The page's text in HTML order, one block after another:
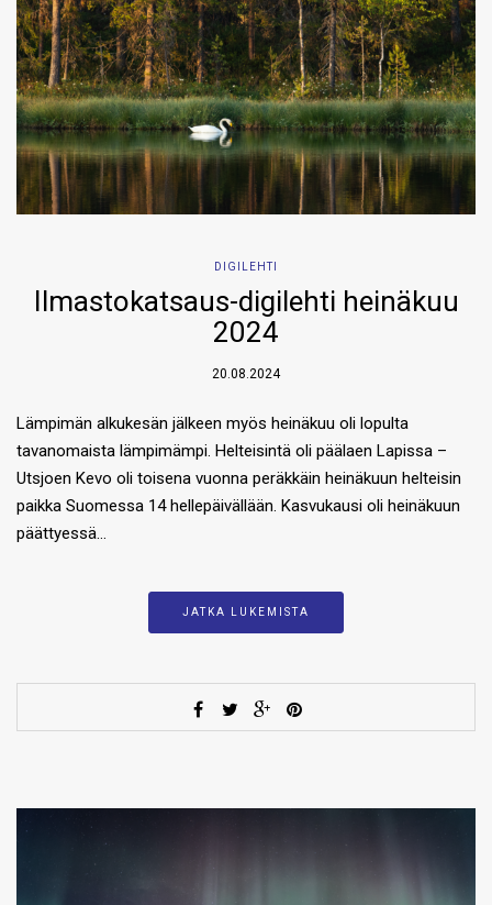
DIGILEHTI
Ilmastokatsaus-digilehti heinäkuu
2024
20.08.2024
Lämpimän alkukesän jälkeen myös heinäkuu oli lopulta
tavanomaista lämpimämpi. Helteisintä oli päälaen Lapissa –
Utsjoen Kevo oli toisena vuonna peräkkäin heinäkuun helteisin
paikka Suomessa 14 hellepäivällään. Kasvukausi oli heinäkuun
päättyessä…
JATKA LUKEMISTA